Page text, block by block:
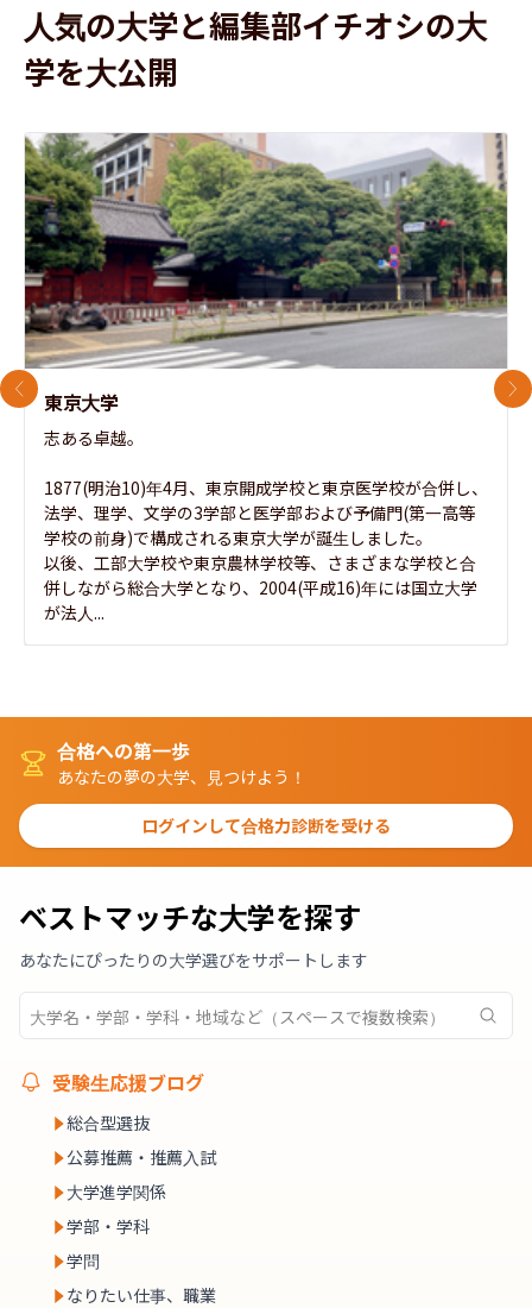
人気の大学と編集部イチオシの大
学を大公開
東京大学
志ある卓越。
1877(明治10)年4月、東京開成学校と東京医学校が合併し、
法学、理学、文学の3学部と医学部および予備門(第一高等
学校の前身)で構成される東京大学が誕生しました。
以後、工部大学校や東京農林学校等、さまざまな学校と合
併しながら総合大学となり、2004(平成16)年には国立大学
が法人...
前のスライド 次
合格への第一歩
あなたの夢の大学、見つけよう！
ログインして合格力診断を受ける
ベストマッチな大学を探す
あなたにぴったりの大学選びをサポートします
受験生応援ブログ
総合型選抜
公募推薦・推薦入試
大学進学関係
学部・学科
学問
なりたい仕事、職業